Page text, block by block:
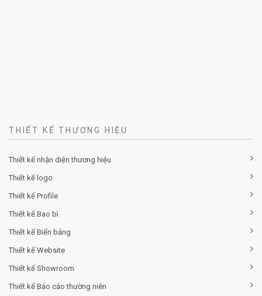
THIẾT KẾ THƯƠNG HIỆU
Thiết kế nhận diện thương hiệu
Thiết kế logo
Thiết kế Profile
Thiết kế Bao bì
Thiết kế Biển bảng
Thiết kế Website
Thiết kế Showroom
Thiết kế Báo cáo thường niên